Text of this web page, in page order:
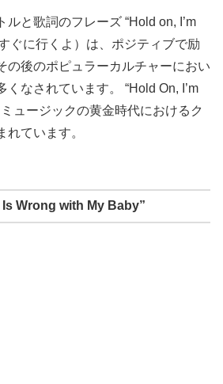
と歌詞のフレーズ “Hold on, I’m
ぐに行くよ）は、ポジティブで励
の後のポピュラーカルチャーにおい
くなされています。 “Hold On, I’m
ュージックの黄金時代におけるク
れています。
Wrong with My Baby”